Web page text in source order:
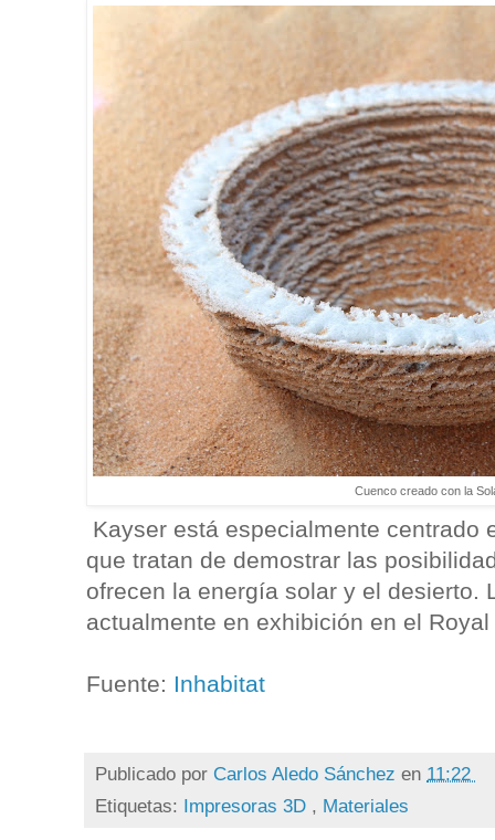
Cuenco creado con la
Kayser está especialmente centrado
que tratan de demostrar las
ofrecen la energía solar y el desierto.
actualmente en exhibición en el
Fuente: Inhabitat
Publicado por Carlos Aledo Sánchez en 11:22
Etiquetas:
Impresoras 3D , Materiales